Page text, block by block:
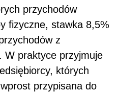
przychodów
fizyczne, stawka 8,5%
z
W praktyce przyjmuje
których
wprost przypisana do